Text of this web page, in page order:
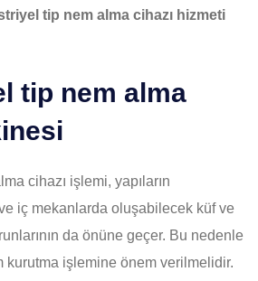
tip nem alma cihazı hizmeti
tip nem alma
cihazı işlemi, yapıların
ve iç mekanlarda oluşabilecek küf ve
da önüne geçer. Bu nedenle
kurutma işlemine önem verilmelidir.